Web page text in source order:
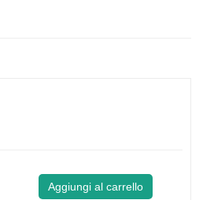
Aggiungi al carrello